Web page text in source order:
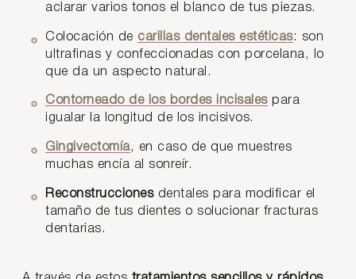
aclarar varios tonos el blanco de tus piezas.
Colocación de carillas dentales estéticas: son
ultrafinas y confeccionadas con porcelana, lo
que da un aspecto natural.
Contorneado de los bordes incisalespara
igualar la longitud de los incisivos.
Gingivectomía, en caso de que muestres
muchas encía al sonreír.
Reconstruccionesdentales para modificar el
tamaño de tus dientes o solucionar fracturas
dentarias.